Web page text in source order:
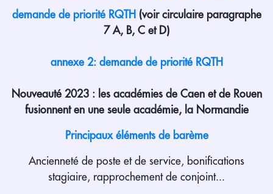
demande de priorité RQTH (voir circulaire paragraphe
7 A, B, C et D)
annexe 2: demande de priorité RQTH
Nouveauté 2023 : les académies de Caen et de Rouen
fusionnent en une seule académie, la Normandie
Principaux éléments de barème
Ancienneté de poste et de service, bonifications
stagiaire, rapprochement de conjoint...